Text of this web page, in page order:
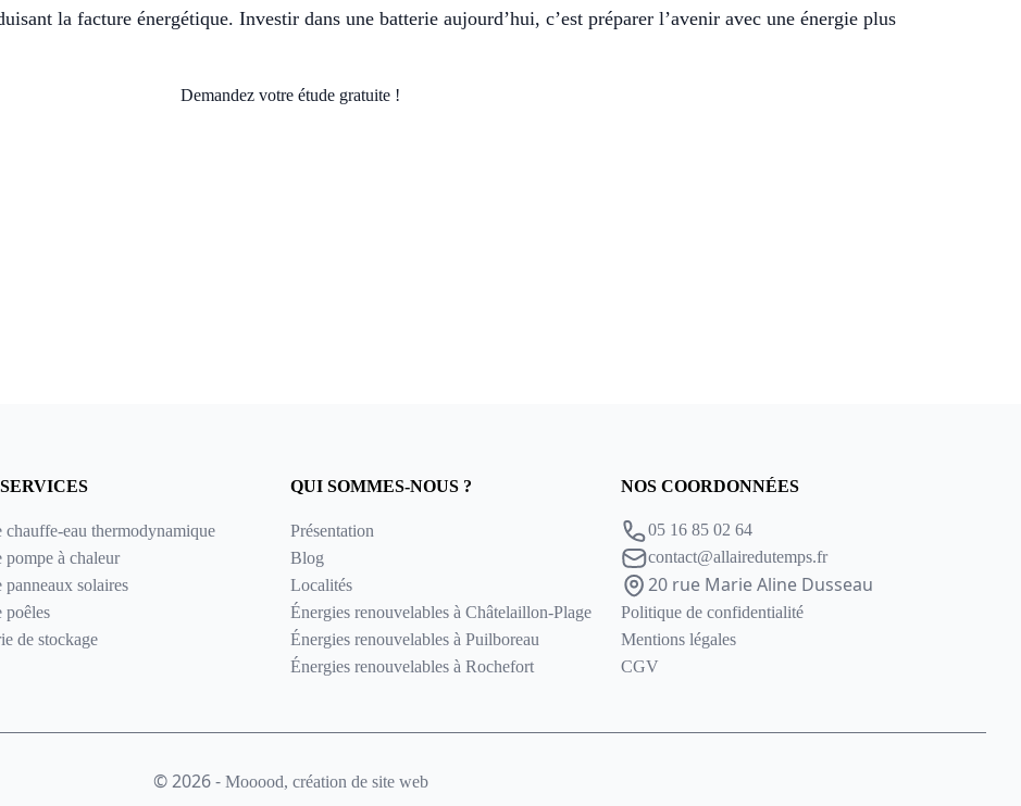
la facture énergétique. Investir dans une batterie aujourd’hui, c’est préparer l’avenir avec une énergie plus
Demandez votre étude gratuite !
chauffe-eau thermodynamique
pompe à chaleur
panneaux solaires
poêles
de stockage
QUI SOMMES-NOUS ?
Présentation
Blog
Localités
Énergies renouvelables à Châtelaillon-Plage
Énergies renouvelables à Puilboreau
Énergies renouvelables à Rochefort
NOS COORDONNÉES
05 16 85 02 64
contact@allairedutemps.fr
20 rue Marie Aline Dusseau
Politique de confidentialité
Mentions légales
CGV
© 2026 - Mooood, création de site web